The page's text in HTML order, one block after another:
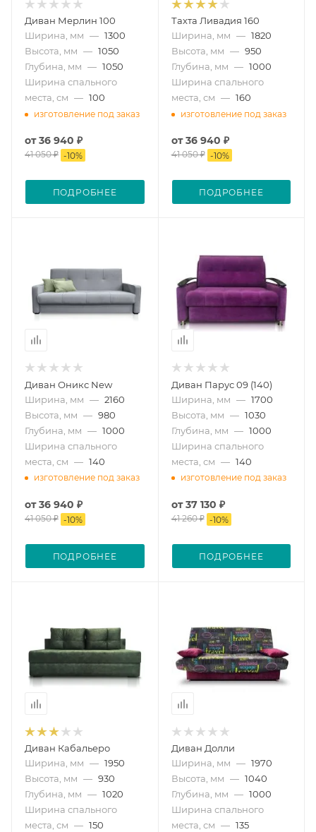
Диван Мерлин 100
Ширина, мм — 1300
Высота, мм — 1050
Глубина, мм — 1050
Ширина спального
места, см — 100
изготовление под заказ
от36 940 ₽
41 050 ₽ -10%
ПОДРОБНЕЕ
Тахта Ливадия 160
Ширина, мм — 1820
Высота, мм — 950
Глубина, мм — 1000
Ширина спального
места, см — 160
изготовление под заказ
от36 940 ₽
41 050 ₽ -10%
ПОДРОБНЕЕ
Диван Оникс New
Ширина, мм — 2160
Высота, мм — 980
Глубина, мм — 1000
Ширина спального
места, см — 140
изготовление под заказ
от36 940 ₽
41 050 ₽ -10%
ПОДРОБНЕЕ
Диван Парус 09 (140)
Ширина, мм — 1700
Высота, мм — 1030
Глубина, мм — 1000
Ширина спального
места, см — 140
изготовление под заказ
от37 130 ₽
41 260 ₽ -10%
ПОДРОБНЕЕ
Диван Кабальеро
Ширина, мм — 1950
Высота, мм — 930
Глубина, мм — 1020
Ширина спального
места, см — 150
Диван Долли
Ширина, мм — 1970
Высота, мм — 1040
Глубина, мм — 1000
Ширина спального
места, см — 135